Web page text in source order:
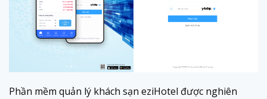
Phần mềm quản lý khách sạn eziHotel được nghiên